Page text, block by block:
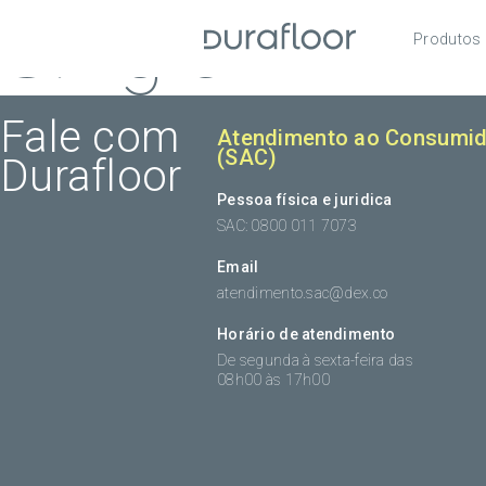
Produtos
Single
Fale com
Durafloor
Atendimento ao
(SAC)
Pessoa física e juridica
SAC: 0800 011 7073
Email
atendimento.sac@dex.co
Horário de atendimento
De segunda à sexta-feira das
08h00 às 17h00